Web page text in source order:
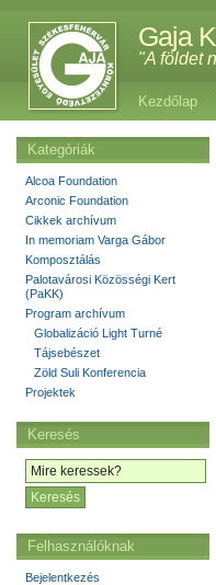
Gaja
"A földet
Kezdőlap
Kategóriák
Alcoa Foundation
Arconic Foundation
Cikkek archívum
In memoriam Varga Gábor
Komposztálás
Palotavárosi Közösségi Kert
(PaKK)
Program archívum
Globalizáció Light Turné
Tájsebészet
Zöld Suli Konferencia
Projektek
Keresés
Felhasználóknak
Bejelentkezés